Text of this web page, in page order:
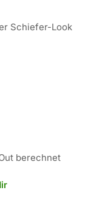
Schiefer-Look
berechnet